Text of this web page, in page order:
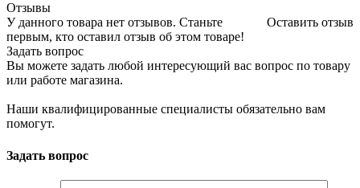
Отзывы
Оставить отзыв
У данного товара нет отзывов. Станьте
первым, кто оставил отзыв об этом товаре!
Задать вопрос
Вы можете задать любой интересующий вас вопрос по товару
или работе магазина.
Наши квалифицированные специалисты обязательно вам
помогут.
Задать вопрос